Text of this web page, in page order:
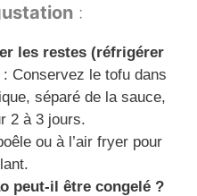
:
les restes (réfrigérer
: Conservez le tofu dans
séparé de la sauce,
2 à 3 jours.
ou à l’air fryer pour
peut-il être congelé ?